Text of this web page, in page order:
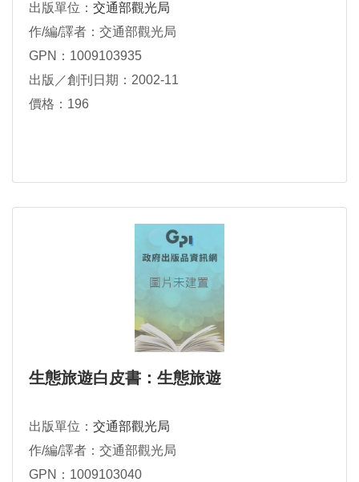
出版單位： 交通部觀光局
作/編/譯者：交通部觀光局
GPN：1009103935
出版／創刊日期：2002-11
價格：196
生態旅遊白皮書：生態旅遊
出版單位： 交通部觀光局
作/編/譯者：交通部觀光局
GPN：1009103040